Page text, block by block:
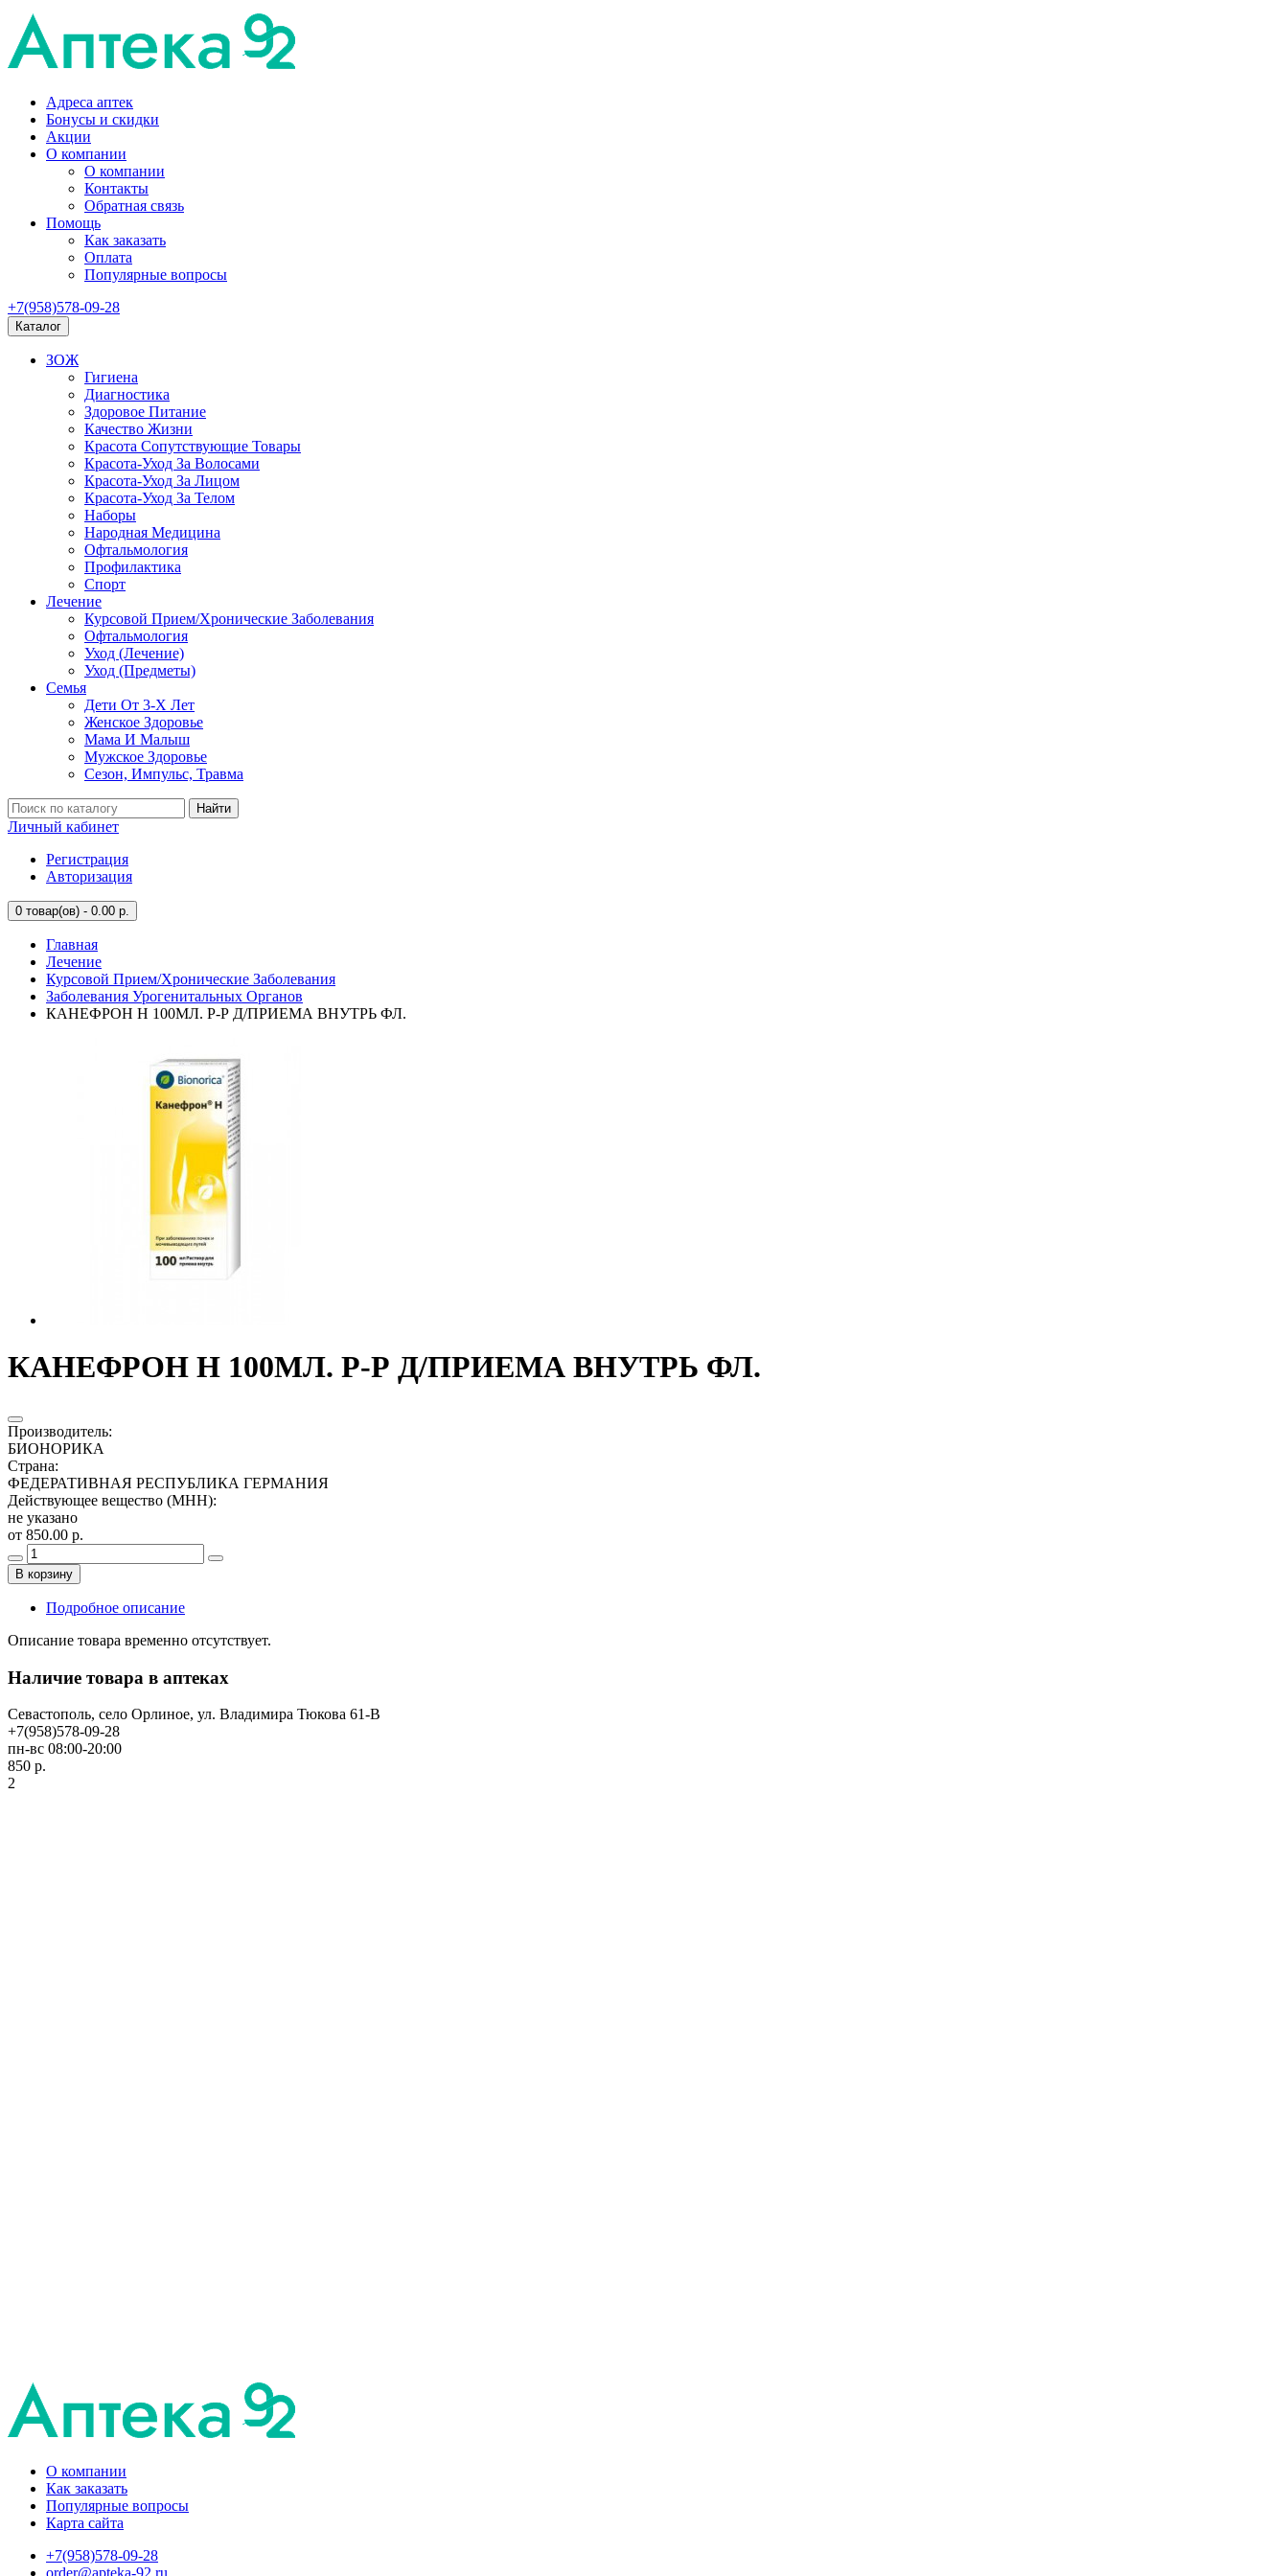
Адреса аптек
Бонусы и скидки
Акции
О компании
О компании
Контакты
Обратная связь
Помощь
Как заказать
Оплата
Популярные вопросы
+7(958)578-09-28
Каталог
ЗОЖ
Гигиена
Диагностика
Здоровое Питание
Качество Жизни
Красота Сопутствующие Товары
Красота-Уход За Волосами
Красота-Уход За Лицом
Красота-Уход За Телом
Наборы
Народная Медицина
Офтальмология
Профилактика
Спорт
Лечение
Курсовой Прием/Хронические Заболевания
Офтальмология
Уход (Лечение)
Уход (Предметы)
Семья
Дети От 3-Х Лет
Женское Здоровье
Мама И Малыш
Мужское Здоровье
Сезон, Импульс, Травма
Найти
Личный кабинет
Регистрация
Авторизация
0 товар(ов) - 0.00 р.
Главная
Лечение
Курсовой Прием/Хронические Заболевания
Заболевания Урогенитальных Органов
КАНЕФРОН Н 100МЛ. Р-Р Д/ПРИЕМА ВНУТРЬ ФЛ.
КАНЕФРОН Н 100МЛ. Р-Р Д/ПРИЕМА ВНУТРЬ ФЛ.
Производитель:
БИОНОРИКА
Страна:
ФЕДЕРАТИВНАЯ РЕСПУБЛИКА ГЕРМАНИЯ
Действующее вещество (МНН):
не указано
от 850.00 р.
В корзину
Подробное описание
Описание товара временно отсутствует.
Наличие товара в аптеках
Севастополь, село Орлиное, ул. Владимира Тюкова 61-В
+7(958)578-09-28
пн-вс 08:00-20:00
850 р.
2
О компании
Как заказать
Популярные вопросы
Карта сайта
+7(958)578-09-28